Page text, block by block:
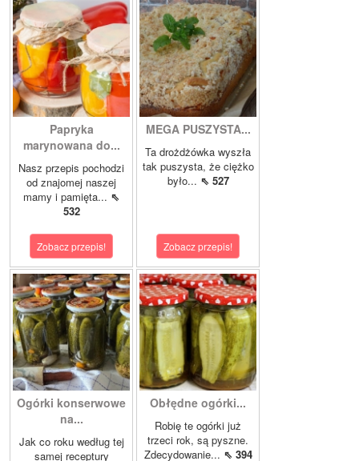
Papryka
marynowana do...
Nasz przepis pochodzi
od znajomej naszej
mamy i pamięta... ⇖
532
Zobacz przepis!
MEGA PUSZYSTA...
Ta drożdżówka wyszła
tak puszysta, że ciężko
było... ⇖ 527
Zobacz przepis!
Ogórki konserwowe
na...
Jak co roku według tej
samej receptury
Obłędne ogórki...
Robię te ogórki już
trzeci rok, są pyszne.
Zdecydowanie... ⇖ 394